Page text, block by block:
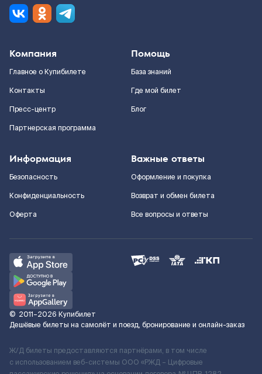
Компания
Главное о Купибилете
Контакты
Пресс-центр
Партнерская программа
Помощь
База знаний
Где мой билет
Блог
Информация
Безопасность
Конфиденциальность
Оферта
Важные ответы
Оформление и покупка
Возврат и обмен билета
Все вопросы и ответы
© 2011–2026 Купибилет
Дешёвые билеты на самолёт и поезд, бронирование и онлайн-заказ
Ж/Д билеты предоставляются партнёрами, в том числе
с использованием веб-системы ООО «РЖД – Цифровые